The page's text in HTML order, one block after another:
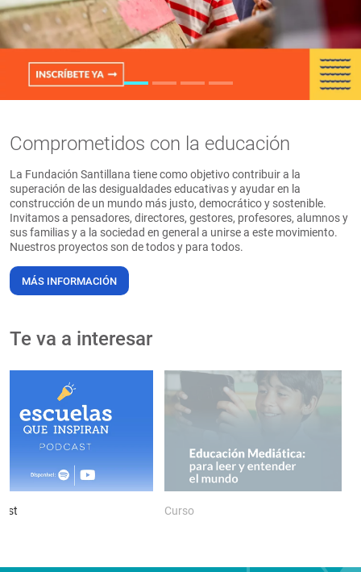
PT
Comprometidos con la educación
La Fundación Santillana tiene como objetivo contribuir a la
superación de las desigualdades educativas y ayudar en la
construcción de un mundo más justo, democrático y sostenible.
Invitamos a pensadores, directores, gestores, profesores, alumnos y
sus familias y a la sociedad en general a unirse a este movimiento.
Nuestros proyectos son de todos y para todos.
MÁS INFORMACIÓN
Te va a interesar
Curso